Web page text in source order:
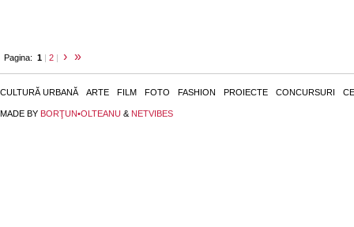
Pagina: 1 | 2 | › »
CULTURĂ URBANĂ ARTE FILM FOTO FASHION PROIECTE CONCURSURI
MADE BY BORŢUN•OLTEANU & NETVIBES